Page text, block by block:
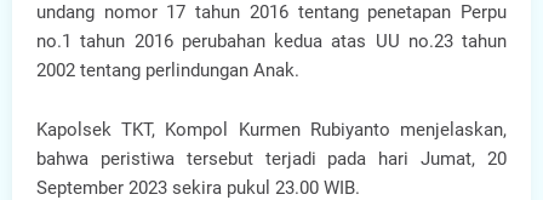
undang nomor 17 tahun 2016 tentang penetapan Perpu
no.1 tahun 2016 perubahan kedua atas UU no.23 tahun
2002 tentang perlindungan Anak.
Kapolsek TKT, Kompol Kurmen Rubiyanto menjelaskan,
bahwa peristiwa tersebut terjadi pada hari Jumat, 20
September 2023 sekira pukul 23.00 WIB.